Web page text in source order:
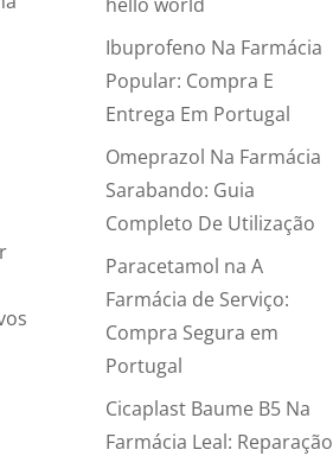
Ibuprofeno Na Farmácia
Popular: Compra E
Entrega Em Portugal
Omeprazol Na Farmácia
Sarabando: Guia
Completo De Utilização
Paracetamol na A
Farmácia de Serviço:
Compra Segura em
Portugal
Cicaplast Baume B5 Na
Farmácia Leal: Reparação